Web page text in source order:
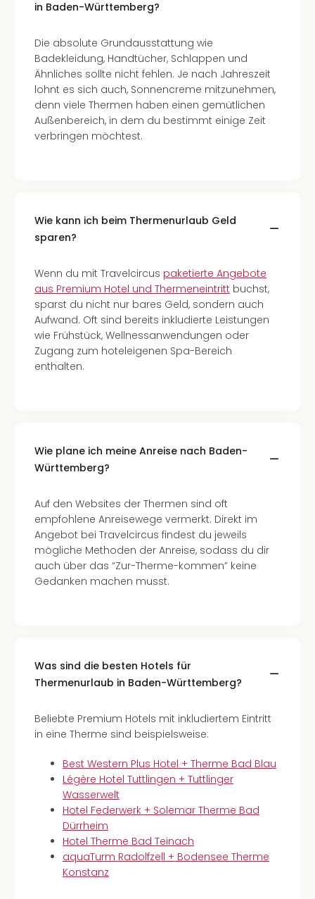
in Baden-Württemberg?
Die absolute Grundausstattung wie
Badekleidung, Handtücher, Schlappen und
Ähnliches sollte nicht fehlen. Je nach Jahreszeit
lohnt es sich auch, Sonnencreme mitzunehmen,
denn viele Thermen haben einen gemütlichen
Außenbereich, in dem du bestimmt einige Zeit
verbringen möchtest.
Wie kann ich beim Thermenurlaub Geld
sparen?
Wenn du mit Travelcircus paketierte Angebote
aus Premium Hotel und Thermeneintritt buchst,
sparst du nicht nur bares Geld, sondern auch
Aufwand. Oft sind bereits inkludierte Leistungen
wie Frühstück, Wellnessanwendungen oder
Zugang zum hoteleigenen Spa-Bereich
enthalten.
Wie plane ich meine Anreise nach Baden-
Württemberg?
Auf den Websites der Thermen sind oft
empfohlene Anreisewege vermerkt. Direkt im
Angebot bei Travelcircus findest du jeweils
mögliche Methoden der Anreise, sodass du dir
auch über das “Zur-Therme-kommen” keine
Gedanken machen musst.
Was sind die besten Hotels für
Thermenurlaub in Baden-Württemberg?
Beliebte Premium Hotels mit inkludiertem Eintritt
in eine Therme sind beispielsweise:
Best Western Plus Hotel + Therme Bad Blau
Légère Hotel Tuttlingen + Tuttlinger
Wasserwelt
Hotel Federwerk + Solemar Therme Bad
Dürrheim
Hotel Therme Bad Teinach
aquaTurm Radolfzell + Bodensee Therme
Konstanz